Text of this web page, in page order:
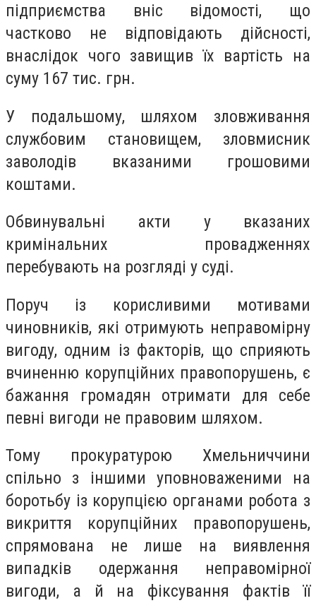
підприємства вніс відомості, що
частково не відповідають дійсності,
внаслідок чого завищив їх вартість на
суму 167 тис. грн.
У подальшому, шляхом зловживання
службовим становищем, зловмисник
заволодів вказаними грошовими
коштами.
Обвинувальні акти у вказаних
кримінальних провадженнях
перебувають на розгляді у суді.
Поруч із корисливими мотивами
чиновників, які отримують неправомірну
вигоду, одним із факторів, що сприяють
вчиненню корупційних правопорушень, є
бажання громадян отримати для себе
певні вигоди не правовим шляхом.
Тому прокуратурою Хмельниччини
спільно з іншими уповноваженими на
боротьбу із корупцією органами робота з
викриття корупційних правопорушень,
спрямована не лише на виявлення
випадків одержання неправомірної
вигоди, а й на фіксування фактів її